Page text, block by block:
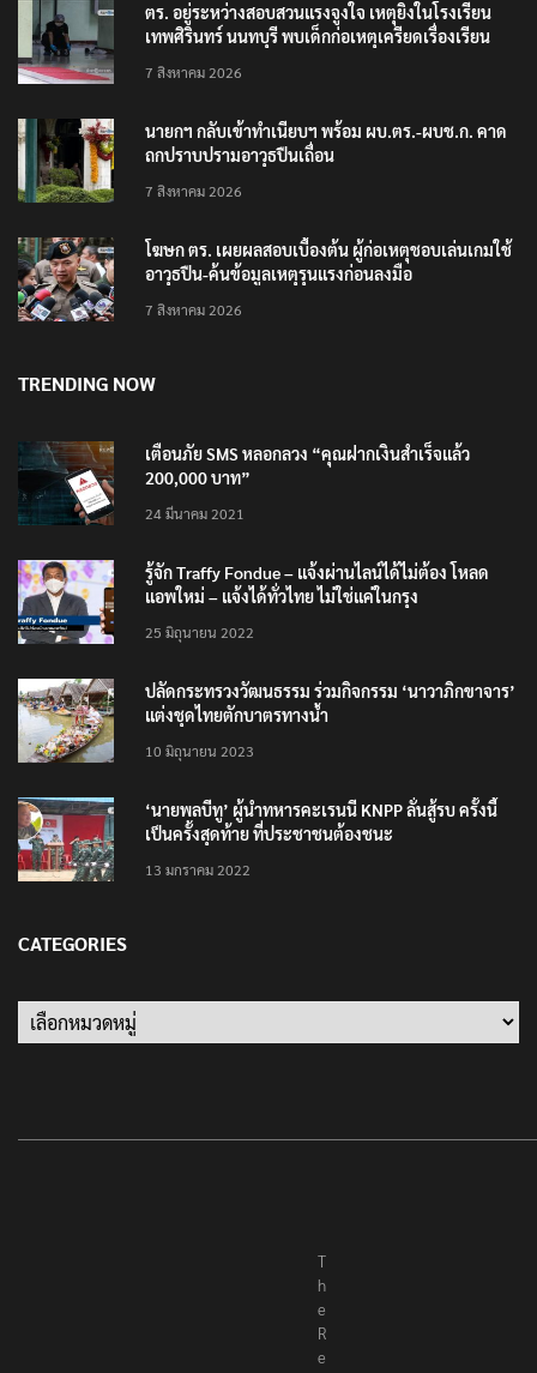
ตร. อยู่ระหว่างสอบสวนแรงจูงใจ เหตุยิงในโรงเรียน
เทพศิรินทร์ นนทบุรี พบเด็กก่อเหตุเครียดเรื่องเรียน
7 สิงหาคม 2026
นายกฯ กลับเข้าทำเนียบฯ พร้อม ผบ.ตร.-ผบช.ก. คาด
ถกปราบปรามอาวุธปืนเถื่อน
7 สิงหาคม 2026
โฆษก ตร. เผยผลสอบเบื้องต้น ผู้ก่อเหตุชอบเล่นเกมใช้
อาวุธปืน-ค้นข้อมูลเหตุรุนแรงก่อนลงมือ
7 สิงหาคม 2026
TRENDING NOW
เตือนภัย SMS หลอกลวง “คุณฝากเงินสำเร็จแล้ว
200,000 บาท”
24 มีนาคม 2021
รู้จัก Traffy Fondue – แจ้งผ่านไลน์ได้ไม่ต้อง โหลด
แอพใหม่ – แจ้งได้ทั่วไทย ไม่ใช่แค่ในกรุง
25 มิถุนายน 2022
ปลัดกระทรวงวัฒนธรรม ร่วมกิจกรรม ‘นาวาภิกขาจาร’
แต่งชุดไทยตักบาตรทางน้ำ
10 มิถุนายน 2023
‘นายพลบีทู’ ผู้นำทหารคะเรนนี KNPP ลั่นสู้รบ ครั้งนี้
เป็นครั้งสุดท้าย ที่ประชาชนต้องชนะ
13 มกราคม 2022
CATEGORIES
Categories
T
h
e
R
e